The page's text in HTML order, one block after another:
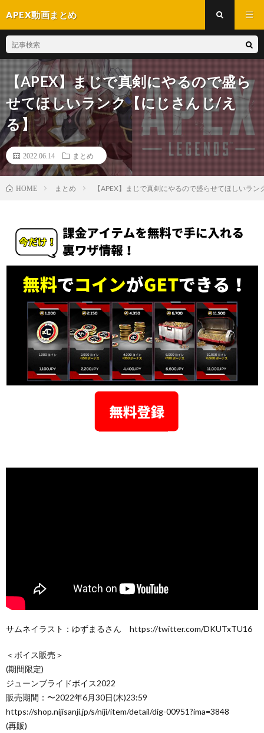
APEX動画まとめ
【APEX】まじで真剣にやるので盛ら
せてほしいランク【にじさんじ/え
る】
2022.06.14 まとめ
HOME まとめ 【APEX】まじで真剣にやるので盛らせてほしいラ
サムネイラスト：ゆずまるさん https://twitter.com/DKUTxTU16
＜ボイス販売＞
(期間限定)
ジューンブライドボイス2022
販売期間：〜2022年6月30日(木)23:59
https://shop.nijisanji.jp/s/niji/item/detail/dig-00951?ima=3848
(再販)